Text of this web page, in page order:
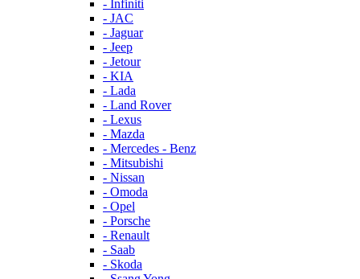
- Infiniti
- JAC
- Jaguar
- Jeep
- Jetour
- KIA
- Lada
- Land Rover
- Lexus
- Mazda
- Mercedes - Benz
- Mitsubishi
- Nissan
- Omoda
- Opel
- Porsche
- Renault
- Saab
- Skoda